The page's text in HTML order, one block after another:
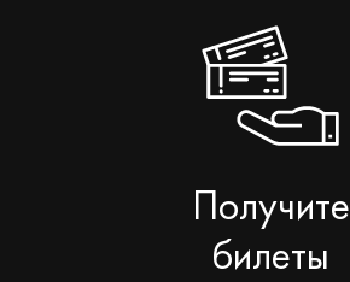
Получите
билеты